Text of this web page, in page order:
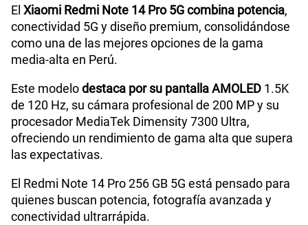
160GBen alta velocidad
S/ 109.90
175GBen alta velocidad
S/159.90
185GBen alta velocidad
Sistema operativo Android 14
Procesador
Tamaño de Pantalla 6.67"
WiFI
Bluetooth
El Xiaomi Redmi Note 14 Pro 5G combina potencia,
conectividad 5G y diseño premium, consolidándose
como una de las mejores opciones de la gama
media-alta en Perú.
Este modelodestaca por su pantalla AMOLED 1.5K
de 120 Hz, su cámara profesional de 200 MP y su
procesador MediaTek Dimensity 7300 Ultra,
ofreciendo un rendimiento de gama alta que supera
las expectativas.
El Redmi Note 14 Pro 256 GB 5G está pensado para
quienes buscan potencia, fotografía avanzada y
conectividad ultrarrápida.